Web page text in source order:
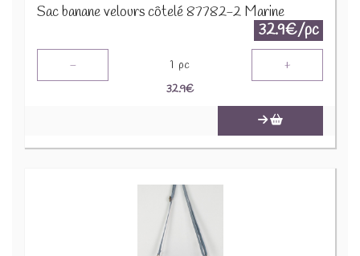
Sac banane velours côtelé 87782-2 Marine
32.9€/pc
- 1 pc +
32.9€